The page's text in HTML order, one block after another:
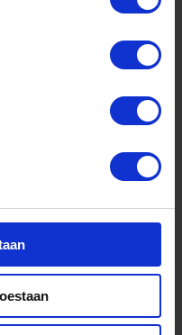
uit dit project